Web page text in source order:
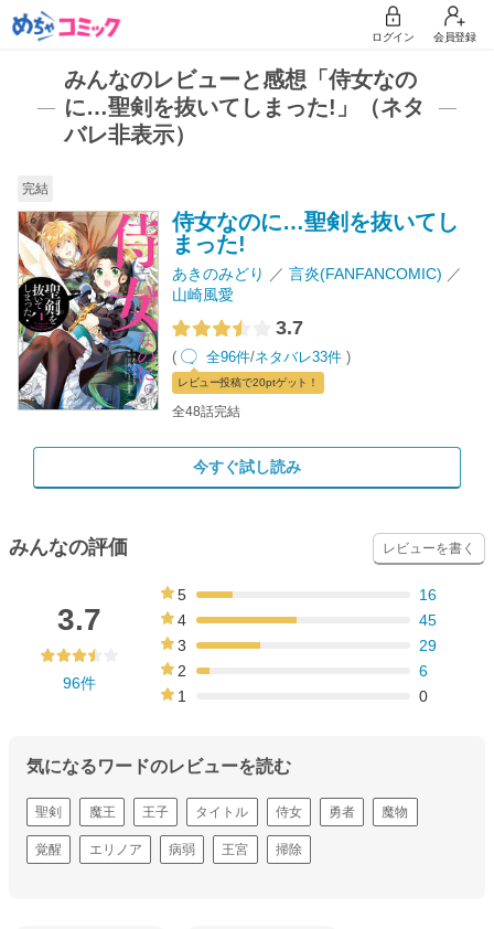
ログイン 会員登録
みんなのレビューと感想「侍女なの
に…聖剣を抜いてしまった!」（ネタ
バレ非表示）
完結
侍女なのに…聖剣を抜いてし
まった!
あきのみどり
言炎(FANFANCOMIC)
山崎風愛
3.7
( 全96件/ネタバレ33件 )
レビュー投稿で20ptゲット！
全48話完結
今すぐ試し読み
みんなの評価 レビューを書く
3.7
96件
5
16
4
45
3
29
2
6
1
0
気になるワードのレビューを読む
聖剣 魔王 王子 タイトル 侍女 勇者 魔物
覚醒 エリノア 病弱 王宮 掃除